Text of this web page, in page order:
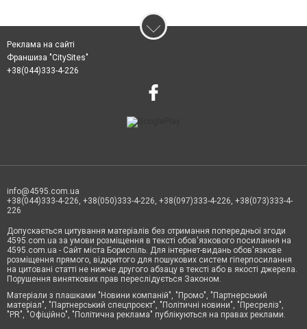
Реклама на сайті
Франшиза "CitySites"
+38(044)333-4-226
info@4595.com.ua
+38(044)333-4-226, +38(050)333-4-226, +38(097)333-4-226, +38(073)333-4-
226
Допускається цитування матеріалів без отримання попередньої згоди
4595.com.ua за умови розміщення в тексті обов'язкового посилання на
4595.com.ua - Сайт міста Бориспіль. Для інтернет-видань обов'язкове
розміщення прямого, відкритого для пошукових систем гіперпосилання
на цитовані статті не нижче другого абзацу в тексті або в якості джерела.
Порушення виняткових прав переслідується Законом.
Матеріали з плашками "Новини компаній", "Промо", "Партнерський
матеріал", "Партнерський спецпроєкт", "Політичні новини", "Пресреліз",
"PR", "Офіційно", "Політична реклама" публікуються на правах реклами.